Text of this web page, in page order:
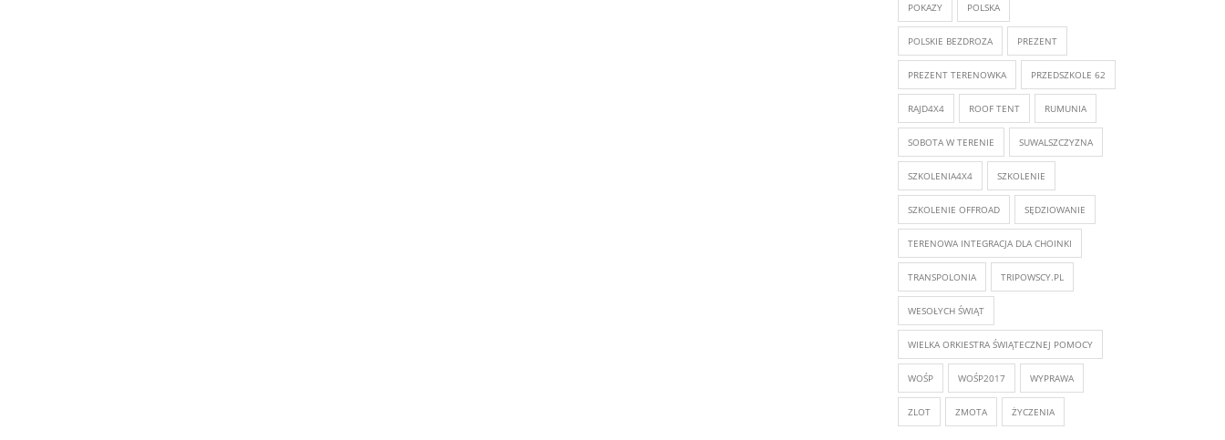
POKAZY POLSKA
POLSKIE BEZDROZA PREZENT
PREZENT TERENOWKA PRZEDSZKOLE 62
RAJD4X4 ROOF TENT RUMUNIA
SOBOTA W TERENIE SUWALSZCZYZNA
SZKOLENIA4X4 SZKOLENIE
SZKOLENIE OFFROAD SĘDZIOWANIE
TERENOWA INTEGRACJA DLA CHOINKI
TRANSPOLONIA TRIPOWSCY.PL
WESOŁYCH ŚWIĄT
WIELKA ORKIESTRA ŚWIĄTECZNEJ POMOCY
WOŚP WOŚP2017 WYPRAWA
ZLOT ZMOTA ŻYCZENIA